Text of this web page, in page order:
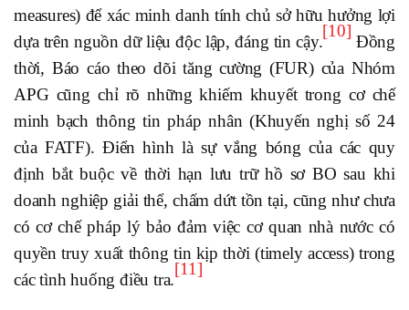
measures) để xác minh danh tính chủ sở hữu hưởng lợi
dựa trên nguồn dữ liệu độc lập, đáng tin cậy.
[10]
Đồng
thời, Báo cáo theo dõi tăng cường (FUR) của Nhóm
APG cũng chỉ rõ những khiếm khuyết trong cơ chế
minh bạch thông tin pháp nhân (Khuyến nghị số 24
của FATF). Điển hình là sự vắng bóng của các quy
định bắt buộc về thời hạn lưu trữ hồ sơ BO sau khi
doanh nghiệp giải thể, chấm dứt tồn tại, cũng như chưa
có cơ chế pháp lý bảo đảm việc cơ quan nhà nước có
quyền truy xuất thông tin kịp thời (timely access) trong
các tình huống điều tra.
[11]